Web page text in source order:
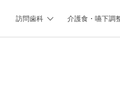
訪問歯科 介護食・嚥下調